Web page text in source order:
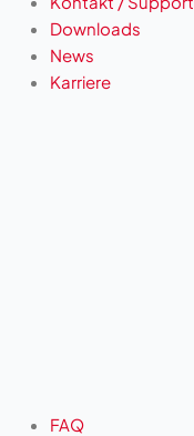
Downloads
News
Karriere
FAQ